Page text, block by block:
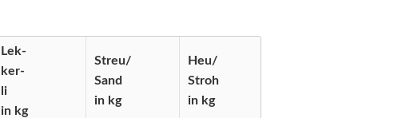
Lek-
ker-
li
in kg
Streu/
Sand
in kg
Heu/
Stroh
in kg